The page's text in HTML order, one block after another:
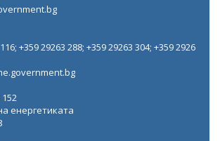
+359 29263 288; +359 29263 304; +359 2926
152
енергетиката